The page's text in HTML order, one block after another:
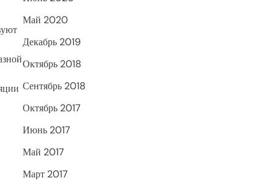
Май 2020
Декабрь 2019
Октябрь 2018
Сентябрь 2018
Октябрь 2017
Июнь 2017
Май 2017
Март 2017